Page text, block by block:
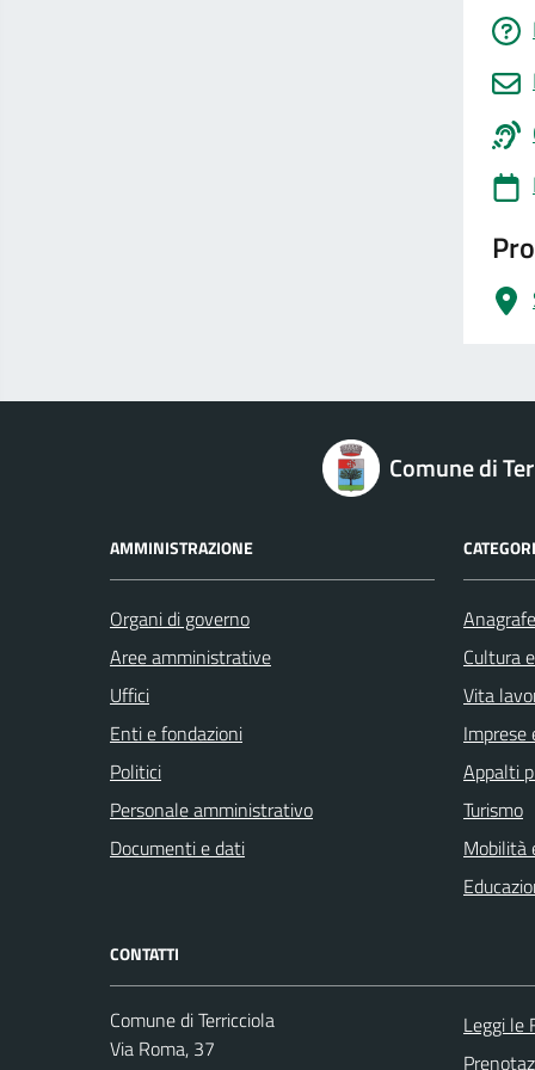
Comune di
AMMINISTRAZIONE
Organi di governo
Aree amministrative
Uffici
Enti e fondazioni
Politici
Personale amministrativo
Documenti e dati
Cultura
Vita
Imprese
Appalti
Turismo
Mobilità
CONTATTI
Comune di Terricciola
Via Roma, 37
Leggi le